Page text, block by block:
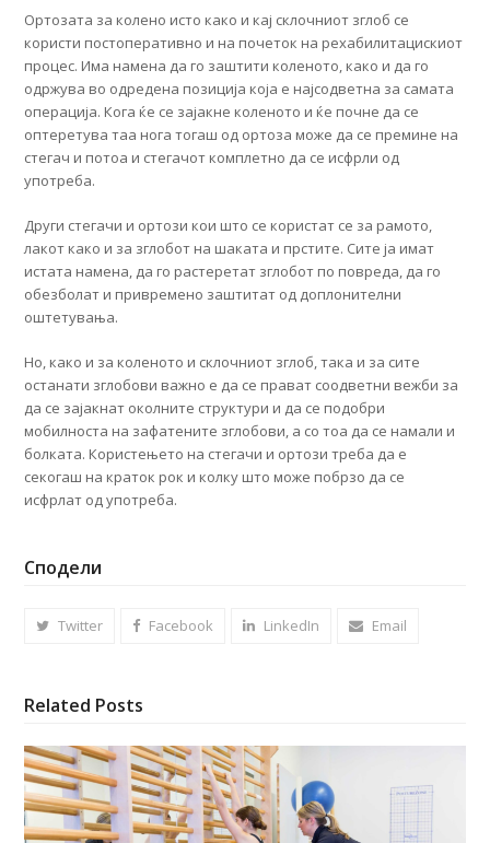
Ортозата за колено исто како и кај склочниот зглоб се
користи постоперативно и на почеток на рехабилитацискиот
процес. Има намена да го заштити коленото, како и да го
одржува во одредена позиција која е најсодветна за самата
операција. Кога ќе се зајакне коленото и ќе почне да се
оптеретува таа нога тогаш од ортоза може да се премине на
стегач и потоа и стегачот комплетно да се исфрли од
употреба.
Други стегачи и ортози кои што се користат се за рамото,
лакот како и за зглобот на шаката и прстите. Сите ја имат
истата намена, да го растеретат зглобот по повреда, да го
обезболат и привремено заштитат од доплонителни
оштетувања.
Но, како и за коленото и склочниот зглоб, така и за сите
останати зглобови важно е да се прават соодветни вежби за
да се зајакнат околните структури и да се подобри
мобилноста на зафатените зглобови, а со тоа да се намали и
болката. Користењето на стегачи и ортози треба да е
секогаш на краток рок и колку што може побрзо да се
исфрлат од употреба.
Сподели
Twitter Facebook LinkedIn Email
Related Posts